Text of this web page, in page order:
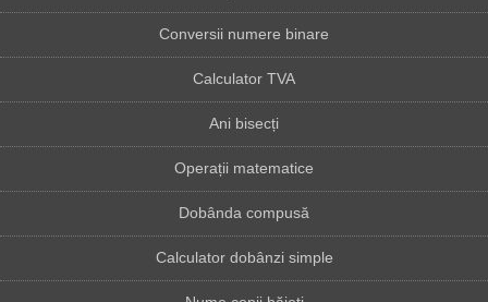
Conversii numere binare
Calculator TVA
Ani bisecți
Operații matematice
Dobânda compusă
Calculator dobânzi simple